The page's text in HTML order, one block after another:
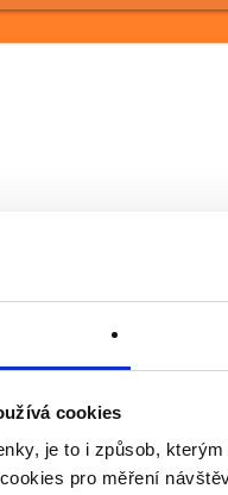
cookies
je to i způsob,
pro měření